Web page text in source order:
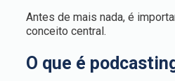
Antes de mais nada, é
conceito central.
O que é